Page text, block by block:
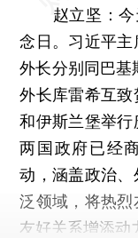
赵立坚：今天
念日。习近平
外长分别同巴基
外长库雷希互
和伊斯兰堡举行
两国政府已经
动，涵盖政治
泛领域，将热
友好关系增添动